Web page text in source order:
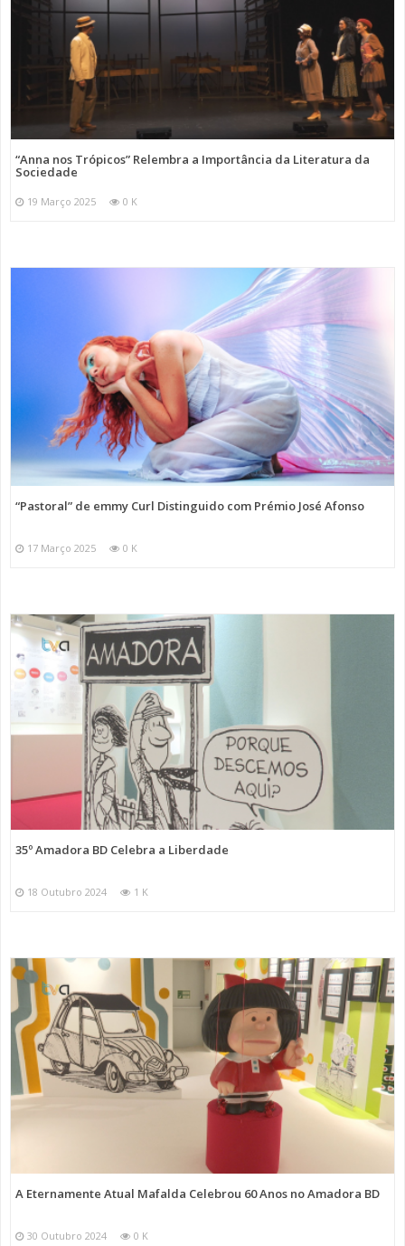
“Anna nos Trópicos” Relembra a Importância da Literatura da
Sociedade
19 Março 2025 0 K
“Pastoral” de emmy Curl Distinguido com Prémio José Afonso
17 Março 2025 0 K
35º Amadora BD Celebra a Liberdade
18 Outubro 2024 1 K
A Eternamente Atual Mafalda Celebrou 60 Anos no Amadora BD
30 Outubro 2024 0 K